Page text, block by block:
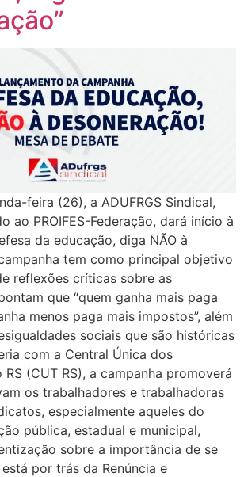
feira (26), a ADUFRGS Sindical,
ao PROIFES-Federação, dará início à
da educação, diga NÃO à
tem como principal objetivo
reflexões críticas sobre as
que “quem ganha mais paga
menos paga mais impostos”, além
sociais que são históricas
com a Central Única dos
(CUT RS), a campanha promoverá
os trabalhadores e trabalhadoras
especialmente aqueles do
pública, estadual e municipal,
sobre a importância de se
por trás da Renúncia e